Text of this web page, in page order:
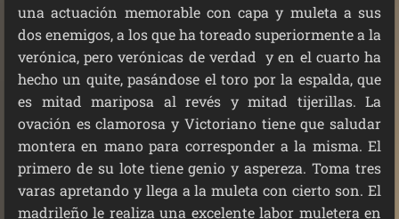
una actuación memorable con capa y muleta a sus
dos enemigos, a los que ha toreado superiormente a la
verónica, pero verónicas de verdad y en el cuarto ha
hecho un quite, pasándose el toro por la espalda, que
es mitad mariposa al revés y mitad tijerillas. La
ovación es clamorosa y Victoriano tiene que saludar
montera en mano para corresponder a la misma. El
primero de su lote tiene genio y aspereza. Toma tres
varas apretando y llega a la muleta con cierto son. El
madrileño le realiza una excelente labor muletera en